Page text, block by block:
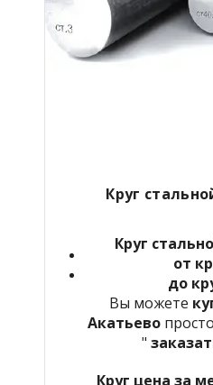
Круг
Круг
от
до
Вы можете
Акатьево
"
Круг цена за